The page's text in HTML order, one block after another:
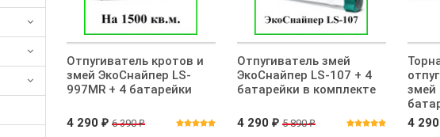
Отпугиватель кротов и
змей ЭкоСнайпер LS-
997MR + 4 батарейки
4 290 ₽ 6 390₽
Отпугиватель змей
ЭкоСнайпер LS-107 + 4
батарейки в комплекте
4 290 ₽ 5 890₽
змей
4 290